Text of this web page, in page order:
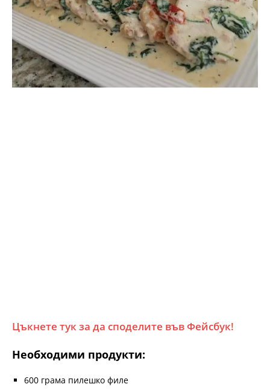
Цъкнете тук за да споделите във Фейсбук!
Необходими продукти:
600 грама пилешко филе